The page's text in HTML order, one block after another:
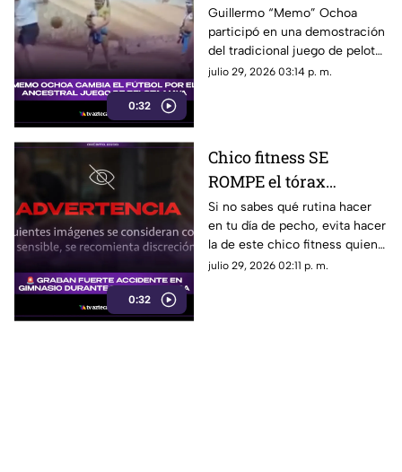
0:32
en el ancestral JUEGO
DE PELOTA MAYA en la
Península de Yucatán
Guillermo “Memo” Ochoa
participó en una demostración
del tradicional juego de pelota
maya, Pok-ta-pok.
julio 29, 2026 03:14 p. m.
0:32
Chico fitness SE
ROMPE el tórax
durante grabación de
rutina en press de
banca (+VIDEO)
Si no sabes qué rutina hacer
en tu día de pecho, evita hacer
la de este chico fitness quien,
por grabar un video, terminó
julio 29, 2026 02:11 p. m.